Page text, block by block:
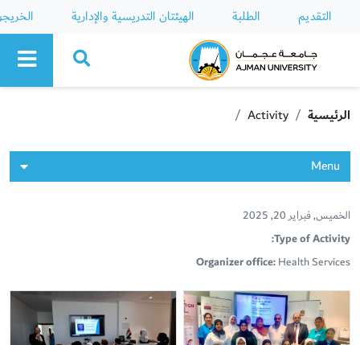
التقديم الطلبة الهيئتان التدريسية والإدارية
Ajman University
الرئيسية Activity
Menu
الخميس, فبراير 20, 2025
Type of Activity:
Organizer office:Health Services